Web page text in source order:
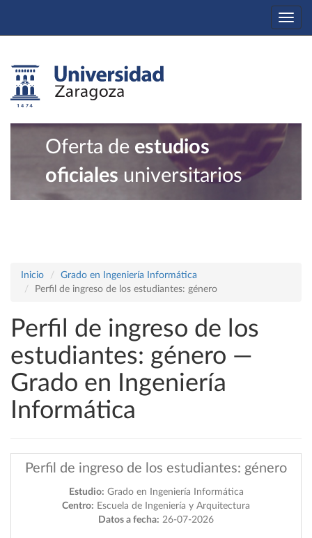
Oferta de estudios
oficiales universitarios
Inicio
Grado en Ingeniería Informática
Perfil de ingreso de los estudiantes: género
Perfil de ingreso de los
estudiantes: género —
Grado en Ingeniería
Informática
Perfil de ingreso de los estudiantes: género
Estudio: Grado en Ingeniería Informática
Centro: Escuela de Ingeniería y Arquitectura
Datos a fecha: 26-07-2026